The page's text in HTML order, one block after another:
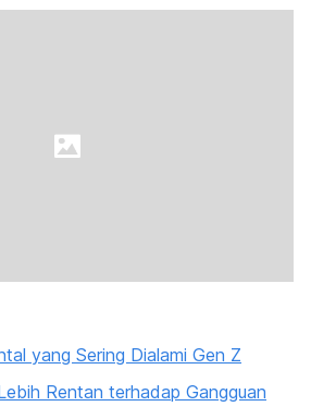
yang Sering Dialami Gen Z
Rentan terhadap Gangguan